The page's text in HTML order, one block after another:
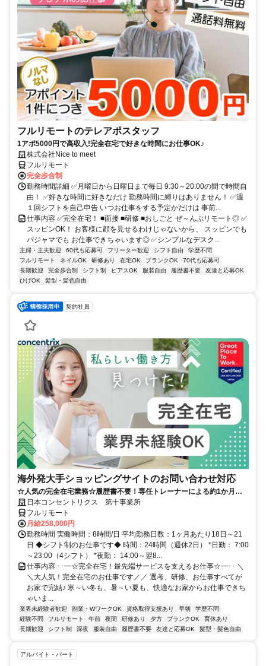
フルリモートのテレアポスタッフ
1アポ5000円で高収入!完全在宅で好きな時間にお仕事OK♪
株式会社Nice to meet
フルリモート
完全歩合制
勤務時間詳細 ✅月曜日から日曜日まで毎日 9:30～20:00の間で時間自
由！ ✅好きな時間に好きなだけ 勤務時間に縛りはありません！ ✅週
１回シフトを自己申告 いつお仕事をする予定かだけは 事前...
仕事内容 ✅完全在宅！ ■面接 ■研修 ■おしごと ぜ～んぶリモート◎ ✅
スッピンOK！ お客様に顔を見せるわけじゃないから、 スッピンでも
パジャマでも お仕事できちゃいます◎ ✅シンプルなデスク...
主婦・主夫歓迎 60代も応募可 フリーター歓迎 シフト自由
学歴不問
フルリモート
ネイルOK 研修あり 在宅OK ブランクOK
70代も応募可
長期歓迎
完全歩合制 シフト制 ピアスOK 服装自由 履歴書不要
友達と応募OK
ひげOK
髪型・髪色自由
契約社員
海外発大手ショッピングサイトのお問い合わせ対応
☆人気の完全在宅業務☆履歴書不要！専任トレーナーによる約1か月の
研修で、業界未経験の方も安心！
日本コンセントリクス 第十事業所
フルリモート
月給258,000円
勤務時間 実働時間：8時間/日 平均勤務日数：1ヶ月あたり18日～21
日 ◆シフト制のお仕事です◆ 時間：24時間（週休2日） *日勤： 7:00
～23:00（4シフト） *夜勤： 14:00～翌8...
仕事内容 ･･━☆完全在宅！最先端サービスを支えるお仕事☆━･･ ＼
＼大人気！完全在宅のお仕事です／／ 選考、研修、お仕事すべてが
お家で完結♪ 寒～い冬も、暑～い夏も、快適なお家からお仕事できち
ゃいま...
業界未経験者歓迎 副業・WワークOK 資格取得支援あり 早朝
学歴不問
経験不問
フルリモート 午前 夜間 研修あり 夕方 ブランクOK
育休あり
長期歓迎
シフト制 深夜 服装自由 履歴書不要 友達と応募OK 髪型・髪色自由
アルバイト・パート